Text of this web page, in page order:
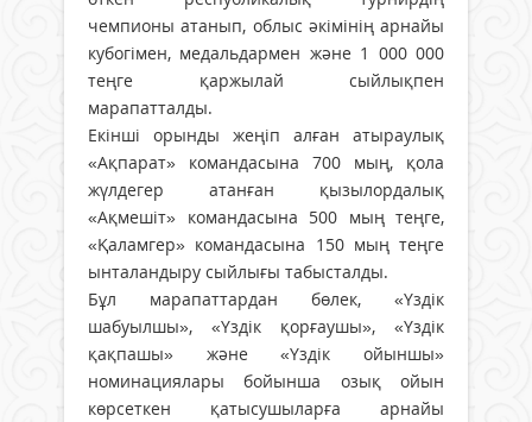
чемпионы атанып, облыс әкімінің арнайы
кубогімен, медальдармен және 1 000 000
теңге қаржылай сыйлықпен
марапатталды.
Екінші орынды жеңіп алған атыраулық
«Ақпарат» командасына 700 мың, қола
жүлдегер атанған қызылордалық
«Ақмешіт» командасына 500 мың теңге,
«Қаламгер» командасына 150 мың теңге
ынталандыру сыйлығы табысталды.
Бұл марапаттардан бөлек, «Үздік
шабуылшы», «Үздік қорғаушы», «Үздік
қақпашы» және «Үздік ойыншы»
номинациялары бойынша озық ойын
көрсеткен қатысушыларға арнайы